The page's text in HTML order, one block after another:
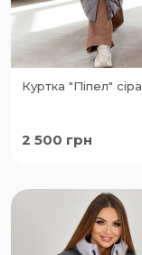
Куртка "Піпел" сіра
2 500 грн